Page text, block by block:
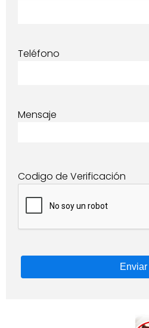
Teléfono
Mensaje
Codigo de Verificación
Enviar